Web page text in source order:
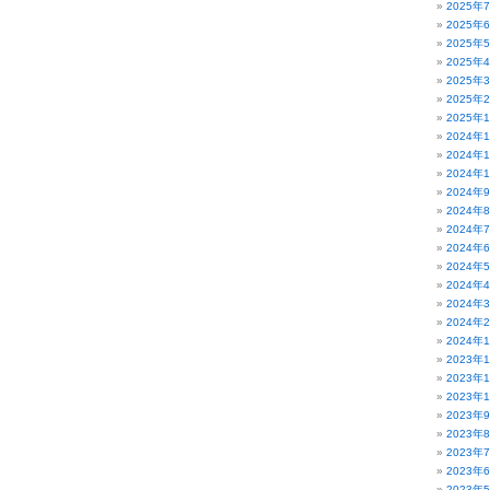
2025年7
2025年6
2025年5
2025年4
2025年3
2025年2
2025年1
2024年
2024年
2024年
2024年9
2024年8
2024年7
2024年6
2024年5
2024年4
2024年3
2024年2
2024年1
2023年
2023年
2023年
2023年9
2023年8
2023年7
2023年6